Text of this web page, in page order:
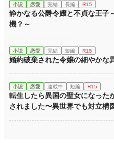
小説 恋愛 完結 長編 R15
静かなる公爵令嬢と不貞な王子
機？～
小説 恋愛 完結 短編 R15
婚約破棄された令嬢の細やかな
小説 恋愛 連載中 短編 R15
転生したら異国の聖女になった
されました〜異世界でも対立構